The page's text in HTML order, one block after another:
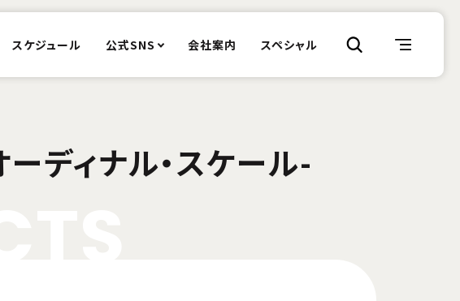
スケジュール 公式SNS 会社案内 スペシャル
ディナル・スケール-